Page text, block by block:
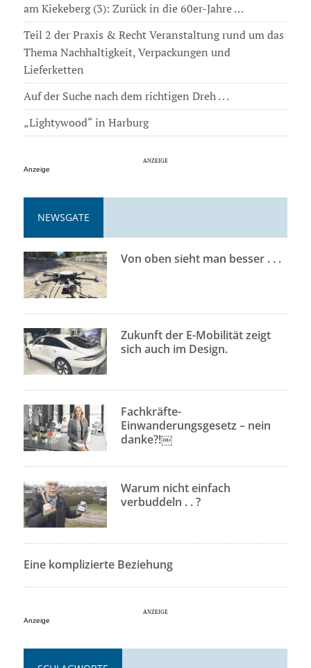
am Kiekeberg (3): Zurück in die 60er-Jahre …
Teil 2 der Praxis & Recht Veranstaltung rund um das
Thema Nachhaltigkeit, Verpackungen und
Lieferketten
Auf der Suche nach dem richtigen Dreh . . .
„Lightywood“ in Harburg
Anzeige
NEWSGATE
Von oben sieht man besser . . .
Zukunft der E-Mobilität zeigt
sich auch im Design.
Fachkräfte-
Einwanderungsgesetz – nein
danke?!￼
Warum nicht einfach
verbuddeln . . ?
Eine komplizierte Beziehung
Anzeige